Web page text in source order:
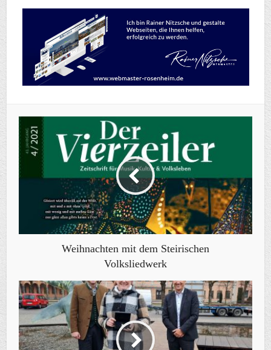
Weihnachten mit dem Steirischen
Volksliedwerk